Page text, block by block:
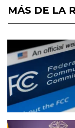
MÁS DE LA